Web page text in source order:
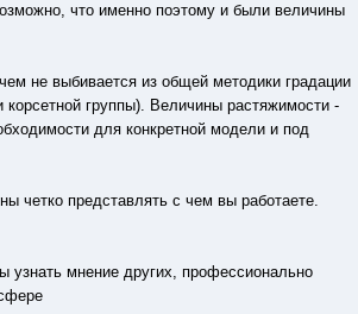
что именно поэтому и были величины
не выбивается из общей методики градации
корсетной группы). Величины растяжимости -
для конкретной модели и под
четко представлять с чем вы работаете.
узнать мнение других, профессионально